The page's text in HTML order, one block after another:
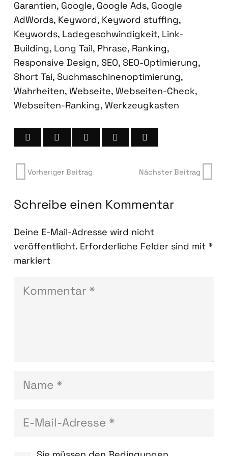
Garantien, Google, Google Ads, Google
AdWords, Keyword, Keyword stuffing,
Keywords, Ladegeschwindigkeit, Link-
Building, Long Tail, Phrase, Ranking,
Responsive Design, SEO, SEO-Optimierung,
Short Tai, Suchmaschinenoptimierung,
Wahrheiten, Webseite, Webseiten-Check,
Webseiten-Ranking, Werkzeugkasten
Vorheriger Beitrag Nächster Beitrag
Schreibe einen Kommentar
Deine E-Mail-Adresse wird nicht
veröffentlicht. Erforderliche Felder sind mit *
markiert